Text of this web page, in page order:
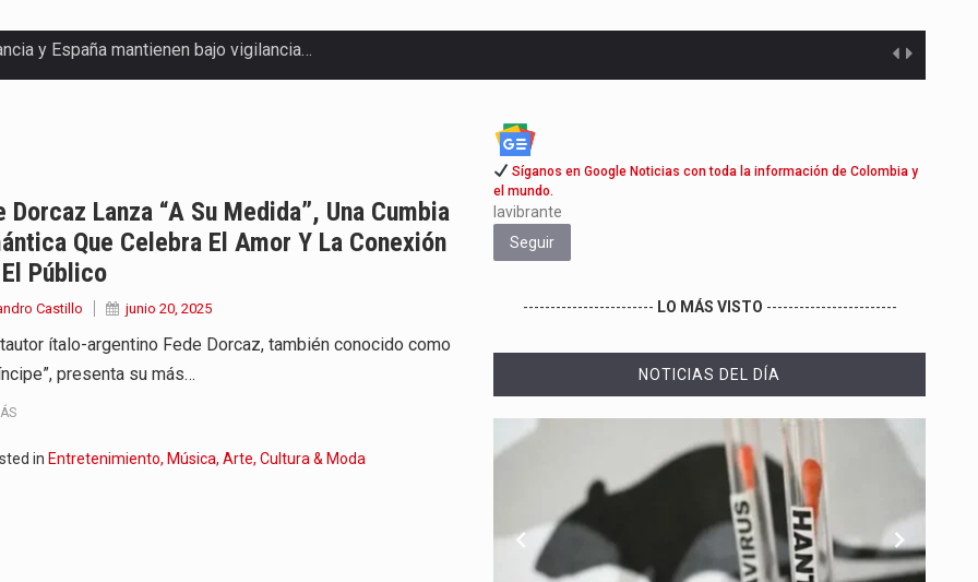
este viernes 7 de…
dejó claro que la…
viernes 7 de agosto…
la ceremonia de…
cumplieron los honores…
Espriella aseguró que durante…
de la Espriella,…
su Gobierno con uno de…
Dorcaz Lanza “A Su Medida”, Una Cumbia
Que Celebra El Amor Y La Conexión
Público
Castillo junio 20, 2025
ítalo-argentino Fede Dorcaz, también conocido como
presenta su más…
in Entretenimiento, Música, Arte, Cultura & Moda
Síganos en Google Noticias con toda la información de Colombia y
el mundo.
lavibrante
Seguir
------------------------ LO MÁS VISTO ------------------------
NOTICIAS DEL DÍA